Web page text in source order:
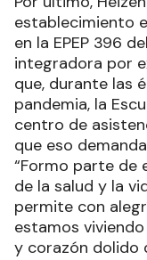
establecimiento
en la EPEP 396
integradora por
que, durante las
pandemia, la
centro de
que eso
“Formo parte de
de la salud y la
permite con
estamos
y corazón dolido